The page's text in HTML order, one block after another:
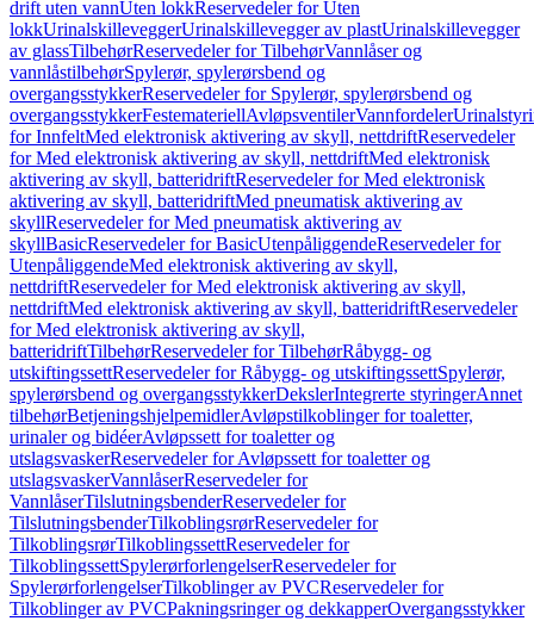
drift uten vannUten lokkReservedeler for Uten
lokkUrinalskilleveggerUrinalskillevegger av plastUrinalskillevegger
av glassTilbehørReservedeler for TilbehørVannlåser og
vannlåstilbehørSpylerør, spylerørsbend og
overgangsstykkerReservedeler for Spylerør, spylerørsbend og
overgangsstykkerFestemateriellAvløpsventilerVannfordeler
for InnfeltMed elektronisk aktivering av skyll, nettdriftReservedeler
for Med elektronisk aktivering av skyll, nettdriftMed elektronisk
aktivering av skyll, batteridriftReservedeler for Med elektronisk
aktivering av skyll, batteridriftMed pneumatisk aktivering av
skyllReservedeler for Med pneumatisk aktivering av
skyllBasicReservedeler for BasicUtenpåliggendeReservedeler for
UtenpåliggendeMed elektronisk aktivering av skyll,
nettdriftReservedeler for Med elektronisk aktivering av skyll,
nettdriftMed elektronisk aktivering av skyll, batteridriftReservedeler
for Med elektronisk aktivering av skyll,
batteridriftTilbehørReservedeler for TilbehørRåbygg- og
utskiftingssettReservedeler for Råbygg- og utskiftingssettSpylerør,
spylerørsbend og overgangsstykkerDekslerIntegrerte styringerAnnet
tilbehørBetjeningshjelpemidlerAvløpstilkoblinger for toaletter,
urinaler og bidéerAvløpssett for toaletter og
utslagsvaskerReservedeler for Avløpssett for toaletter og
utslagsvaskerVannlåserReservedeler for
VannlåserTilslutningsbenderReservedeler for
TilslutningsbenderTilkoblingsrørReservedeler for
TilkoblingsrørTilkoblingssettReservedeler for
TilkoblingssettSpylerørforlengelserReservedeler for
SpylerørforlengelserTilkoblinger av PVCReservedeler for
Tilkoblinger av PVCPakningsringer og dekkapperOvergangsstykker